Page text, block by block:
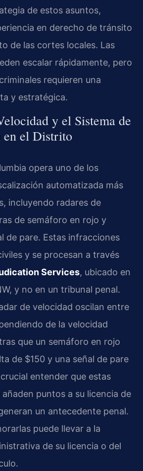
de estos asuntos,
en derecho de tránsito
de las cortes locales. Las
escalar rápidamente, pero
requieren una
y estratégica.
y el Sistema de
el Distrito
opera uno de los
automatizada más
incluyendo radares de
de semáforo en rojo y
de pare. Estas infracciones
y se procesan a través
Services, ubicado en
y no en un tribunal penal.
de velocidad oscilan entre
de la velocidad
que un semáforo en rojo
de $150 y una señal de pare
entender que estas
puntos a su licencia de
un antecedente penal.
puede llevar a la
de su licencia o del